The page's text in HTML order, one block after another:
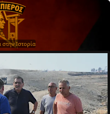
στην Ιστορία